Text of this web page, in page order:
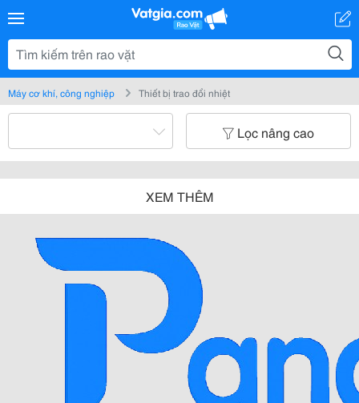
Máy cơ khí, công nghiệp Thiết bị trao đổi nhiệt
Lọc nâng cao
XEM THÊM